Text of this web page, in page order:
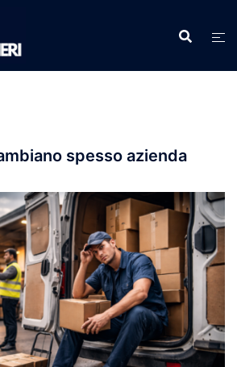
spesso azienda